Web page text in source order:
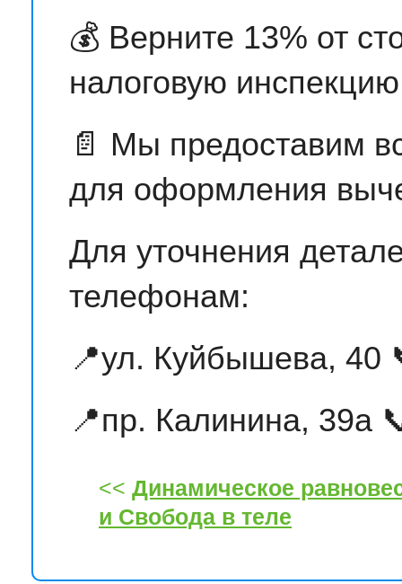
💰 Верните 13% от
налоговую
📄 Мы предоставим
для оформления
Для уточнения
телефонам:
📍ул. Куйбышева, 40
📍пр. Калинина, 39а
<< Динамическое
и Свобода в теле